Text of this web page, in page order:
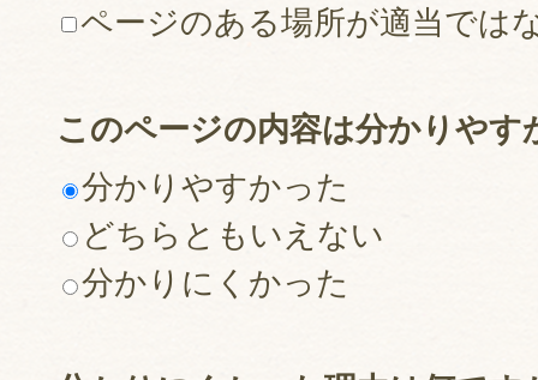
ページのある場所が適当では
このページの内容は分かりやす
分かりやすかった
どちらともいえない
分かりにくかった